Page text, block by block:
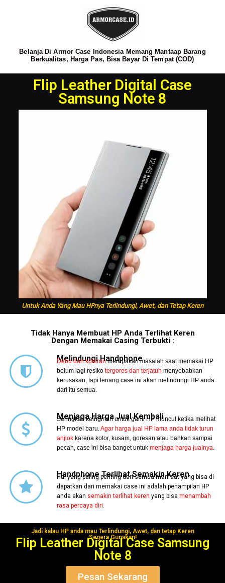
Belanja Di Armor Case Indonesia Memang Mantaap Barang
Berkualitas, Harga Pas, Bisa Bayar Di Tempat (COD)
Flip Leather Digital Case
Samsung Note 8
Untuk Anda Yang Mau HPnya Terlindungi, Awet, dan Tetap Keren
Tidak Hanya Membuat HP Anda Terlihat Keren
Dengan Memakai Casing Terbukti :
Melindungi Handphone
Debu dan kotoran merupakan masalah saat memakai HP
belum lagi resiko tergores dan terjatuh menyebabkan
kerusakan, tapi tenang case ini akan melindungi HP anda
dari itu semua.
Menjaga Harga Jual Kembali
Seringkali keinginan untuk ganti HP muncul ketika melihat
HP model baru.Agar harga jual HP lama anda tidak turun
anjlok karena kotor, kusam, goresan atau bahkan sampai
pecah, case ini bisa banget untukmenjaga harga jualnya.
Handphone Terlihat Semakin Keren
Hal yang paling penting dari semua manfaat yang bisa di
dapatkan dari memakai case ini adalah penampilan HP
anda akan semakin terlihat keren yang bisamenambah
rasa percaya diri.
Jadi kalau HP anda mau Terlindungi, Awet, dan tetap Keren
Segera Gunakan!
Flip Leather Digital Case Samsung
Note 8
Pesan Sekarang